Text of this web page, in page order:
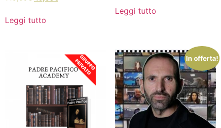
Leggi tutto
Leggi tutto
In offerta!